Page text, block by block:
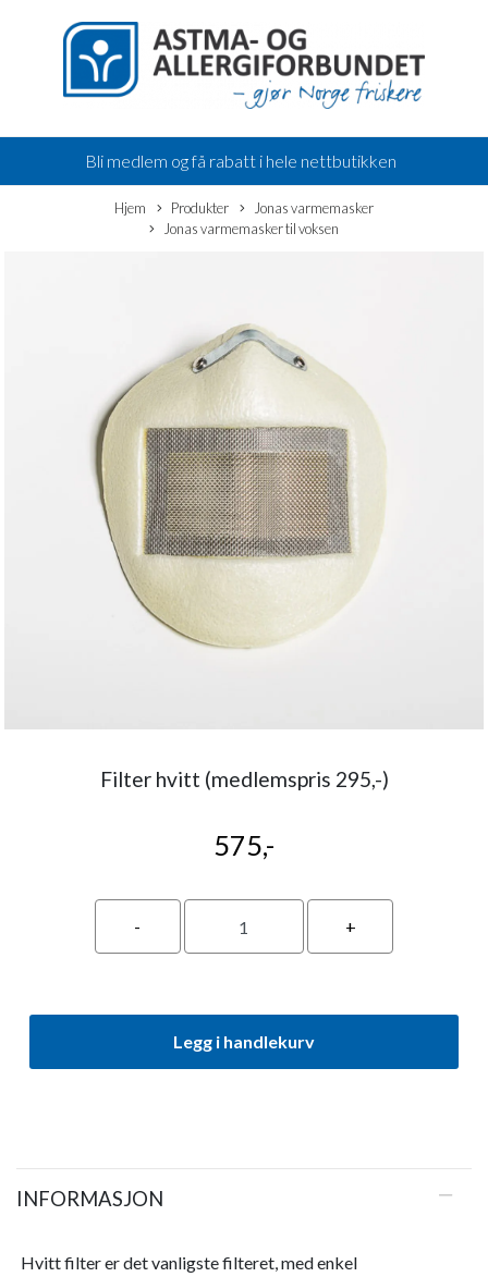
Bli medlem og få rabatt i hele nettbutikken
Hjem Produkter
Jonas varmemasker
Jonas varmemasker til voksen
Filter hvitt (medlemspris 295,-)
575,-
Legg i handlekurv
INFORMASJON
Hvitt filter er det vanligste filteret, med enkel